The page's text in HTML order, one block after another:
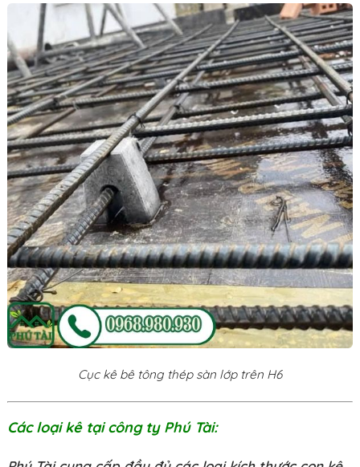
Cục kê bê tông thép sàn lớp trên H6
Các loại kê tại công ty Phú Tài: